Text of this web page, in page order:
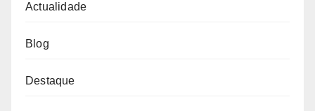
Actualidade
Blog
Destaque